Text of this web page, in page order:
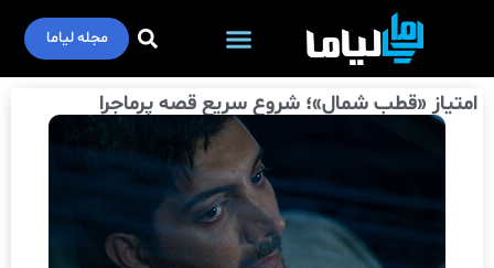
مجله لیاما
امتیاز «قطب شمال»؛ شروع سریع قصه پرماجرا